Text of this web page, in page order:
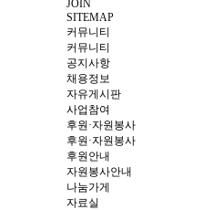
JOIN
SITEMAP
커뮤니티
커뮤니티
공지사항
채용정보
자유게시판
사업참여
후원·자원봉사
후원·자원봉사
후원안내
자원봉사안내
나눔가게
자료실